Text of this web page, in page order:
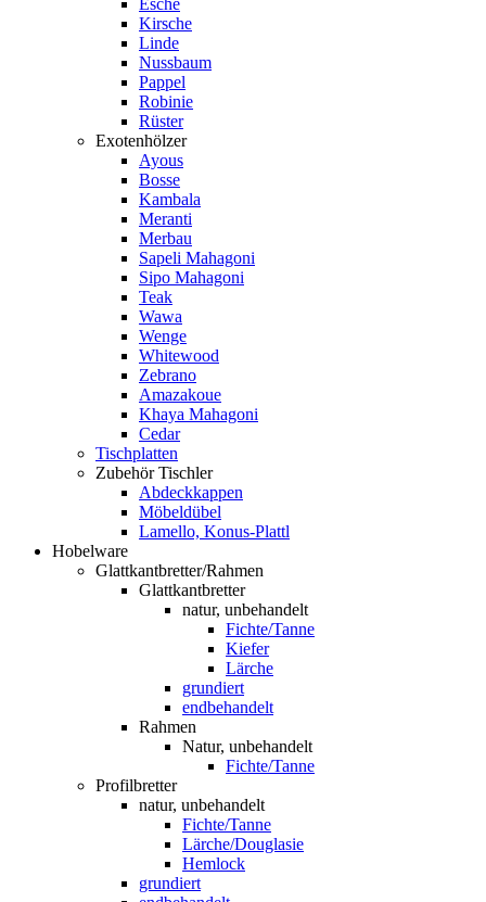
Esche
Kirsche
Linde
Nussbaum
Pappel
Robinie
Rüster
Exotenhölzer
Ayous
Bosse
Kambala
Meranti
Merbau
Sapeli Mahagoni
Sipo Mahagoni
Teak
Wawa
Wenge
Whitewood
Zebrano
Amazakoue
Khaya Mahagoni
Cedar
Tischplatten
Zubehör Tischler
Abdeckkappen
Möbeldübel
Lamello, Konus-Plattl
Hobelware
Glattkantbretter/Rahmen
Glattkantbretter
natur, unbehandelt
Fichte/Tanne
Kiefer
Lärche
grundiert
endbehandelt
Rahmen
Natur, unbehandelt
Fichte/Tanne
Profilbretter
natur, unbehandelt
Fichte/Tanne
Lärche/Douglasie
Hemlock
grundiert